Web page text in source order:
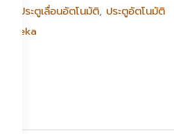
ประตูเลื่อนอัตโนมัติ, ประตูอัตโนมัติ
Xeka